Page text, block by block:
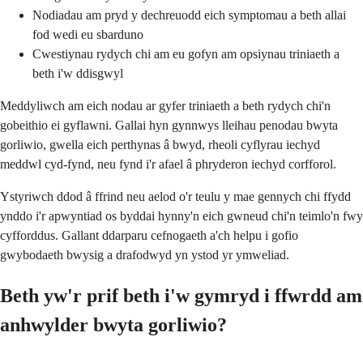
Nodiadau am pryd y dechreuodd eich symptomau a beth allai
fod wedi eu sbarduno
Cwestiynau rydych chi am eu gofyn am opsiynau triniaeth a
beth i'w ddisgwyl
Meddyliwch am eich nodau ar gyfer triniaeth a beth rydych chi'n
gobeithio ei gyflawni. Gallai hyn gynnwys lleihau penodau bwyta
gorliwio, gwella eich perthynas â bwyd, rheoli cyflyrau iechyd
meddwl cyd-fynd, neu fynd i'r afael â phryderon iechyd corfforol.
Ystyriwch ddod â ffrind neu aelod o'r teulu y mae gennych chi ffydd
ynddo i'r apwyntiad os byddai hynny'n eich gwneud chi'n teimlo'n fwy
cyfforddus. Gallant ddarparu cefnogaeth a'ch helpu i gofio
gwybodaeth bwysig a drafodwyd yn ystod yr ymweliad.
Beth yw'r prif beth i'w gymryd i ffwrdd am
anhwylder bwyta gorliwio?